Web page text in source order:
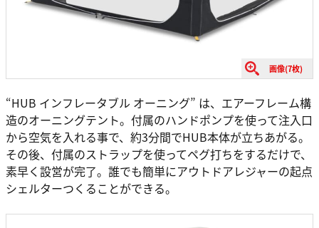
画像(7枚)
“HUB インフレータブル オーニング” は、エアーフレーム構
造のオーニングテント。付属のハンドポンプを使って注入口
から空気を入れる事で、約3分間でHUB本体が立ちあがる。
その後、付属のストラップを使ってペグ打ちをするだけで、
素早く設営が完了。誰でも簡単にアウトドアレジャーの起点
シェルターつくることができる。